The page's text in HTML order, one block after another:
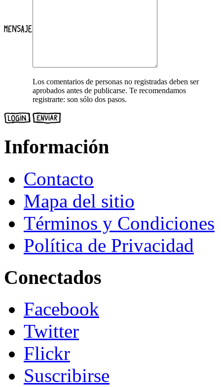
Los comentarios de personas no registradas deben ser
aprobados antes de publicarse. Te recomendamos
registrarte: son sólo dos pasos.
Información
Contacto
Mapa del sitio
Términos y Condiciones
Política de Privacidad
Conectados
Facebook
Twitter
Flickr
Suscribirse